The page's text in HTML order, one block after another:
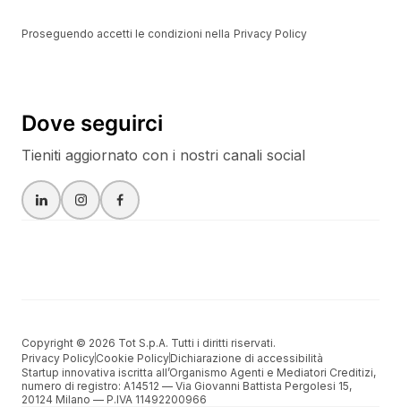
Proseguendo accetti le condizioni nella Privacy Policy
Dove seguirci
Tieniti aggiornato con i nostri canali social
Copyright © 2026 Tot S.p.A. Tutti i diritti riservati.
Privacy PolicyCookie PolicyDichiarazione di accessibilità
Startup innovativa iscritta all’Organismo Agenti e Mediatori Creditizi,
numero di registro: A14512 –– Via Giovanni Battista Pergolesi 15,
20124 Milano –– P.IVA 11492200966